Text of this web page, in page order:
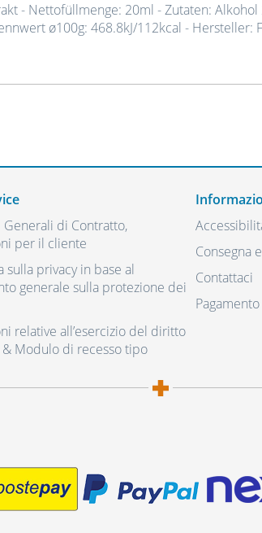
- Nettofüllmenge: 20ml - Zutaten: Alkohol
ø100g: 468.8kJ/112kcal - Hersteller:
Generali di Contratto,
per il cliente
sulla privacy in base al
generale sulla protezione dei
relative all’esercizio del diritto
Modulo di recesso tipo
Consegna
Contattaci
Pagamento